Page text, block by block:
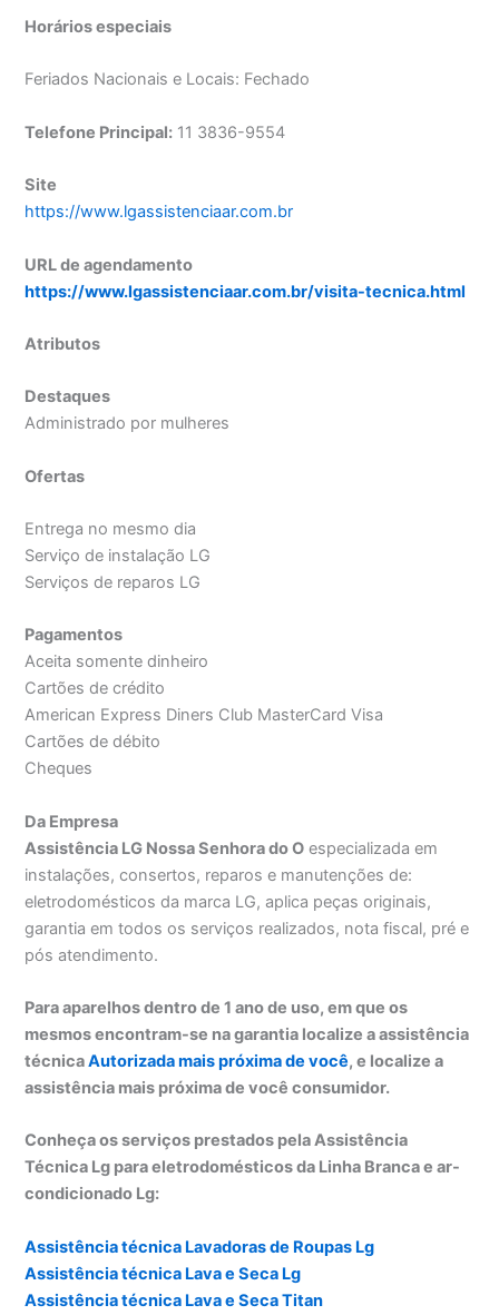
Horários especiais
Feriados Nacionais e Locais: Fechado
Telefone Principal: 11 3836-9554
Site
https://www.lgassistenciaar.com.br
URL de agendamento
https://www.lgassistenciaar.com.br/visita-tecnica.html
Atributos
Destaques
Administrado por mulheres
Ofertas
Entrega no mesmo dia
Serviço de instalação LG
Serviços de reparos LG
Pagamentos
Aceita somente dinheiro
Cartões de crédito
American Express Diners Club MasterCard Visa
Cartões de débito
Cheques
Da Empresa
Assistência LG Nossa Senhora do O especializada em
instalações, consertos, reparos e manutenções de:
eletrodomésticos da marca LG, aplica peças originais,
garantia em todos os serviços realizados, nota fiscal, pré e
pós atendimento.
Para aparelhos dentro de 1 ano de uso, em que os
mesmos encontram-se na garantia localize a assistência
técnicaAutorizada mais próxima de você, e localize a
assistência mais próxima de você consumidor.
Conheça os serviços prestados pela Assistência
Técnica Lg para eletrodomésticos da Linha Branca e ar-
condicionado Lg:
Assistência técnica Lavadoras de Roupas Lg
Assistência técnica Lava e Seca Lg
Assistência técnica Lava e Seca Titan